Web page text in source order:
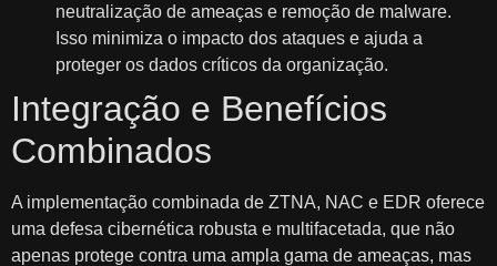
neutralização de ameaças e remoção de malware.
Isso minimiza o impacto dos ataques e ajuda a
proteger os dados críticos da organização.
Integração e Benefícios
Combinados
A implementação combinada de ZTNA, NAC e EDR oferece
uma defesa cibernética robusta e multifacetada, que não
apenas protege contra uma ampla gama de ameaças, mas